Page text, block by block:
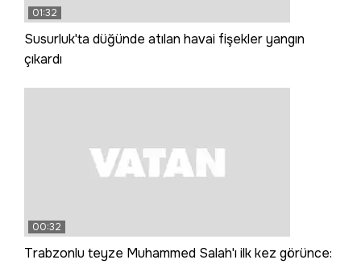
01:32
Susurluk'ta düğünde atılan havai fişekler yangın
çıkardı
00:32
Trabzonlu teyze Muhammed Salah'ı ilk kez görünce: